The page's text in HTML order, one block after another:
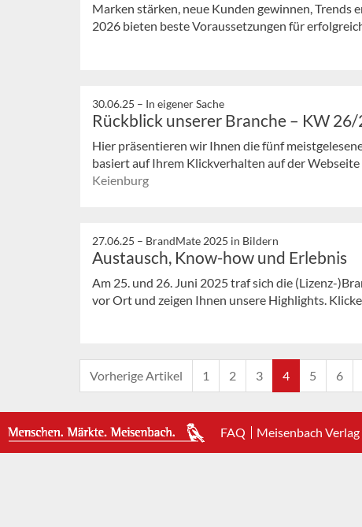
Marken stärken, neue Kunden gewinnen, Trends
2026 bieten beste Voraussetzungen für
30.06.25 – In eigener Sache
Rückblick unserer Branche – KW
Hier präsentieren wir Ihnen die fünf
basiert auf Ihrem Klickverhalten auf der Webseite
Keienburg
27.06.25 – BrandMate 2025 in Bildern
Austausch, Know-how und Erlebnis
Am 25. und 26. Juni 2025 traf sich die (Lizenz-
vor Ort und zeigen Ihnen unsere Highlights. Klicken
Vorherige Artikel 1 2 3 4 5 6
FAQ Meisenbach Verlag